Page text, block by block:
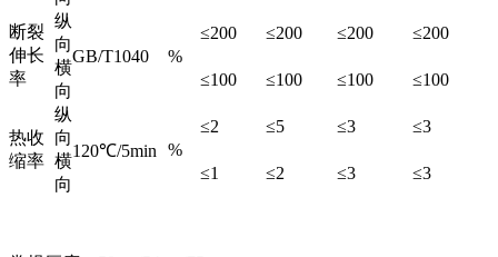
断裂
伸长
率
纵
向
GB/T1040 %
≤200 ≤200 ≤200
≤200
横
向
≤100 ≤100 ≤100 ≤100
热收
缩率
纵
向
120℃/5min %
≤2 ≤5 ≤3
≤3
横
向
≤1 ≤2 ≤3 ≤3